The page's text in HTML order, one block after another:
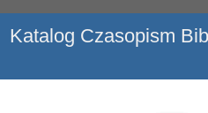
Katalog Czasopism